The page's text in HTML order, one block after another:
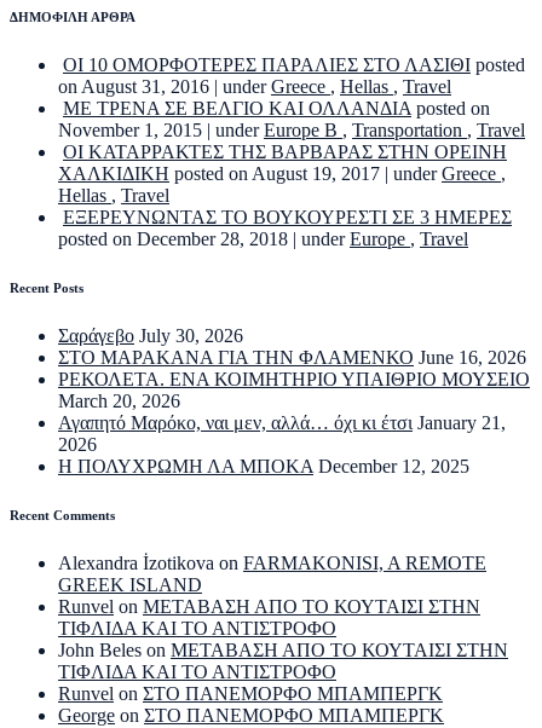
ΔΗΜΟΦΙΛΗ ΑΡΘΡΑ
ΟΙ 10 ΟΜΟΡΦΟΤΕΡΕΣ ΠΑΡΑΛΙΕΣ ΣΤΟ ΛΑΣΙΘΙ posted
on August 31, 2016 | underGreece , Hellas , Travel
ΜΕ ΤΡΕΝΑ ΣΕ ΒΕΛΓΙΟ ΚΑΙ ΟΛΛΑΝΔΙΑ posted on
November 1, 2015 | underEurope B , Transportation , Travel
ΟΙ ΚΑΤΑΡΡΑΚΤΕΣ ΤΗΣ ΒΑΡΒΑΡΑΣ ΣΤΗΝ ΟΡΕΙΝΗ
ΧΑΛΚΙΔΙΚΗ posted on August 19, 2017 | underGreece ,
Hellas , Travel
ΕΞΕΡΕΥΝΩΝΤΑΣ ΤΟ ΒΟΥΚΟΥΡΕΣΤΙ ΣΕ 3 ΗΜΕΡΕΣ
posted on December 28, 2018 | underEurope , Travel
Recent Posts
Σαράγεβο July 30, 2026
ΣΤΟ ΜΑΡΑΚΑΝΑ ΓΙΑ ΤΗΝ ΦΛΑΜΕΝΚΟ June 16, 2026
ΡΕΚΟΛΕΤΑ. ΕΝΑ ΚΟΙΜΗΤΗΡΙΟ ΥΠΑΙΘΡΙΟ ΜΟΥΣΕΙΟ
March 20, 2026
Αγαπητό Μαρόκο, ναι μεν, αλλά… όχι κι έτσι January 21,
2026
Η ΠΟΛΥΧΡΩΜΗ ΛΑ ΜΠΟΚΑ December 12, 2025
Recent Comments
Alexandra İzotikova on FARMAKONISI, A REMOTE
GREEK ISLAND
Runvel on ΜΕΤΑΒΑΣΗ ΑΠΟ ΤΟ ΚΟΥΤΑΙΣΙ ΣΤΗΝ
ΤΙΦΛΙΔΑ ΚΑΙ ΤΟ ΑΝΤΙΣΤΡΟΦΟ
John Beles on ΜΕΤΑΒΑΣΗ ΑΠΟ ΤΟ ΚΟΥΤΑΙΣΙ ΣΤΗΝ
ΤΙΦΛΙΔΑ ΚΑΙ ΤΟ ΑΝΤΙΣΤΡΟΦΟ
Runvel on ΣΤΟ ΠΑΝΕΜΟΡΦΟ ΜΠΑΜΠΕΡΓΚ
George on ΣΤΟ ΠΑΝΕΜΟΡΦΟ ΜΠΑΜΠΕΡΓΚ